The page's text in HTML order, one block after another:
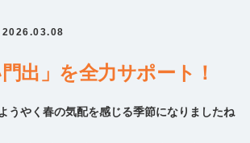
2026.03.08
門出」を全力サポート！
うやく春の気配を感じる季節になりましたね